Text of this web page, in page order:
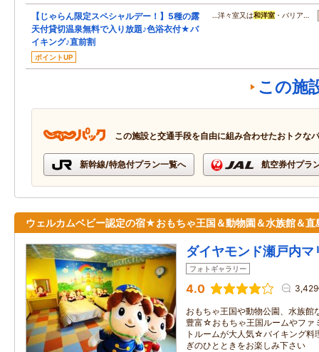
【じゃらん限定スペシャルデー！】5種の露
天付貸切温泉無料で入り放題♪色浴衣付★バ
イキング♪直前割
ポイントUP
…洋々室又は和洋室 ・バリア…
この施
この施設と交通手段を自由に組み合わせたおトクな
新幹線/特急付プラン一覧へ 航空券付プラ
ウェルカムベビー認定の宿★おもちゃ王国＆動物園＆水族館＆直
ダイヤモンド瀬戸内マ
フォトギャラリー
4.0
おもちゃ王国や動物公園、水族館
豊富☆おもちゃ王国ルームやファ
トルームが大人気☆バイキング料
ぎのひとときをお楽しみ下さい